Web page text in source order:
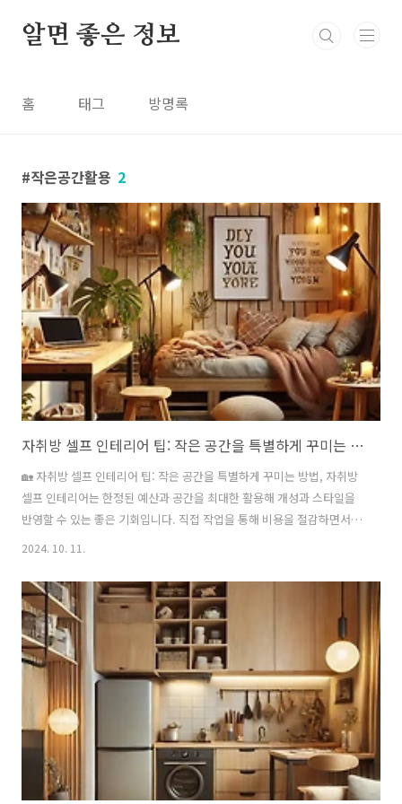
알면 좋은 정보
홈 태그 방명록
작은공간활용 2
자취방 셀프 인테리어 팁: 작은 공간을 특별하게 꾸미는 방법
🏡 자취방 셀프 인테리어 팁: 작은 공간을 특별하게 꾸미는 방법, 자취방
셀프 인테리어는 한정된 예산과 공간을 최대한 활용해 개성과 스타일을
반영할 수 있는 좋은 기회입니다. 직접 작업을 통해 비용을 절감하면서도
공간의 분위기를 쉽게 바꿀 수 있는 장점이 있습니다. 이번 글에서는 자
습니다. 인테리어 샘플 구경하기 인테리어 리모델링 A to Z: 비법 확인
인테리어 리모델링 비용 확인 하기 ✅ 원룸 인테리어 비용: 효율적인
예산으로 작은 공간을 크게 활용하는 방법 목차 1. 자취방 셀프 인테리
어의 핵심 요소 🎨1.1 가구 배치와 공간 활용자취방은 작은 공간이기 때
문에 효율적인 가구 배치가 중요합니다. 생활 동선을 고려한 ..
2024. 10. 11.